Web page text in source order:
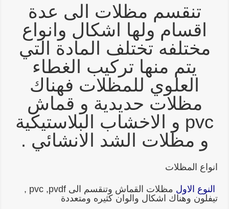
تنقسم مظلات الى عدة
اقسام ولها اشكال وانواع
مختلفه تختلف المادة التي
يتم منها تركيب الغطاء
العلوي للمظلات فهناك
مظلات حديدية و قماش
pvc و الاخشاب البلاستيكية
و مظلات الشد الانشائي .
انواع المظلات
النوع الاول
مظلات القماش وتنقسم الى pvc ,pvdf ,
تيفلون وهناك اشكال والوان كثيره ومتعددة